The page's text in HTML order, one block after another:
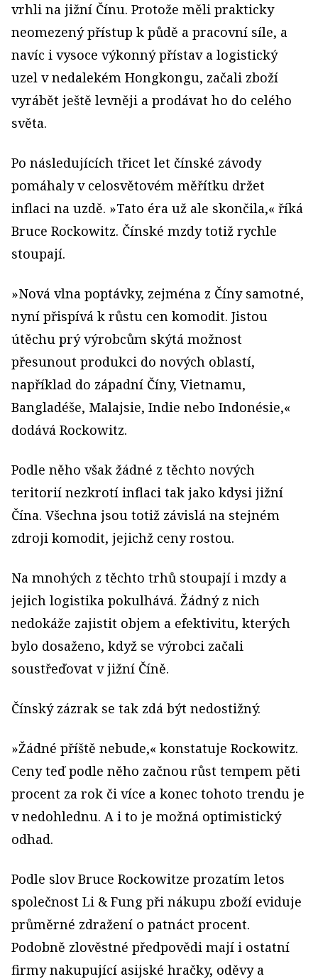
vrhli na jižní Čínu. Protože měli prakticky
neomezený přístup k půdě a pracovní síle, a
navíc i vysoce výkonný přístav a logistický
uzel v nedalekém Hongkongu, začali zboží
vyrábět ještě levněji a prodávat ho do celého
světa.
Po následujících třicet let čínské závody
pomáhaly v celosvětovém měřítku držet
inflaci na uzdě. »Tato éra už ale skončila,« říká
Bruce Rockowitz. Čínské mzdy totiž rychle
stoupají.
»Nová vlna poptávky, zejména z Číny samotné,
nyní přispívá k růstu cen komodit. Jistou
útěchu prý výrobcům skýtá možnost
přesunout produkci do nových oblastí,
například do západní Číny, Vietnamu,
Bangladéše, Malajsie, Indie nebo Indonésie,«
dodává Rockowitz.
Podle něho však žádné z těchto nových
teritorií nezkrotí inflaci tak jako kdysi jižní
Čína. Všechna jsou totiž závislá na stejném
zdroji komodit, jejichž ceny rostou.
Na mnohých z těchto trhů stoupají i mzdy a
jejich logistika pokulhává. Žádný z nich
nedokáže zajistit objem a efektivitu, kterých
bylo dosaženo, když se výrobci začali
soustřeďovat v jižní Číně.
Čínský zázrak se tak zdá být nedostižný.
»Žádné příště nebude,« konstatuje Rockowitz.
Ceny teď podle něho začnou růst tempem pěti
procent za rok či více a konec tohoto trendu je
v nedohlednu. A i to je možná optimistický
odhad.
Podle slov Bruce Rockowitze prozatím letos
společnost Li & Fung při nákupu zboží eviduje
průměrné zdražení o patnáct procent.
Podobně zlověstné předpovědi mají i ostatní
firmy nakupující asijské hračky, oděvy a